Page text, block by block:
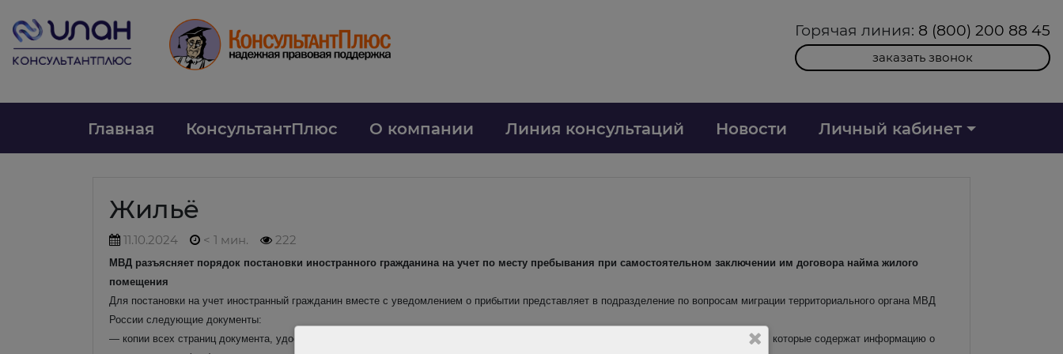
Горячая линия: 8 (800) 200 88 45
заказать звонок
Главная КонсультантПлюс О компании Линия консультаций Новости Личный кабинет
Жильё
11.10.2024 < 1 мин. 222
МВД разъясняет порядок постановки иностранного гражданина на учет по месту пребывания при самостоятельном заключении им договора найма жилого
помещения
Для постановки на учет иностранный гражданин вместе с уведомлением о прибытии представляет в подразделение по вопросам миграции территориального органа МВД
России следующие документы:
— копии всех страниц документа, удостоверяющего личность иностранного гражданина и его детей, не достигших 18-летнего возраста, которые содержат информацию о